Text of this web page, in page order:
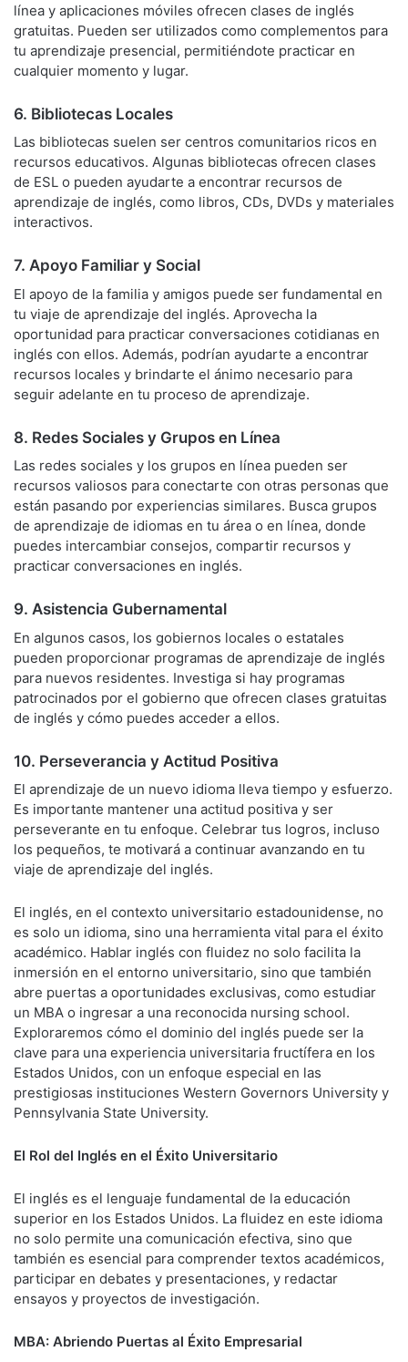
línea y aplicaciones móviles ofrecen clases de inglés
gratuitas. Pueden ser utilizados como complementos para
tu aprendizaje presencial, permitiéndote practicar en
cualquier momento y lugar.
6. Bibliotecas Locales
Las bibliotecas suelen ser centros comunitarios ricos en
recursos educativos. Algunas bibliotecas ofrecen clases
de ESL o pueden ayudarte a encontrar recursos de
aprendizaje de inglés, como libros, CDs, DVDs y materiales
interactivos.
7. Apoyo Familiar y Social
El apoyo de la familia y amigos puede ser fundamental en
tu viaje de aprendizaje del inglés. Aprovecha la
oportunidad para practicar conversaciones cotidianas en
inglés con ellos. Además, podrían ayudarte a encontrar
recursos locales y brindarte el ánimo necesario para
seguir adelante en tu proceso de aprendizaje.
8. Redes Sociales y Grupos en Línea
Las redes sociales y los grupos en línea pueden ser
recursos valiosos para conectarte con otras personas que
están pasando por experiencias similares. Busca grupos
de aprendizaje de idiomas en tu área o en línea, donde
puedes intercambiar consejos, compartir recursos y
practicar conversaciones en inglés.
9. Asistencia Gubernamental
En algunos casos, los gobiernos locales o estatales
pueden proporcionar programas de aprendizaje de inglés
para nuevos residentes. Investiga si hay programas
patrocinados por el gobierno que ofrecen clases gratuitas
de inglés y cómo puedes acceder a ellos.
10. Perseverancia y Actitud Positiva
El aprendizaje de un nuevo idioma lleva tiempo y esfuerzo.
Es importante mantener una actitud positiva y ser
perseverante en tu enfoque. Celebrar tus logros, incluso
los pequeños, te motivará a continuar avanzando en tu
viaje de aprendizaje del inglés.
El inglés, en el contexto universitario estadounidense, no
es solo un idioma, sino una herramienta vital para el éxito
académico. Hablar inglés con fluidez no solo facilita la
inmersión en el entorno universitario, sino que también
abre puertas a oportunidades exclusivas, como estudiar
un MBA o ingresar a una reconocida nursing school.
Exploraremos cómo el dominio del inglés puede ser la
clave para una experiencia universitaria fructífera en los
Estados Unidos, con un enfoque especial en las
prestigiosas instituciones Western Governors University y
Pennsylvania State University.
El Rol del Inglés en el Éxito Universitario
El inglés es el lenguaje fundamental de la educación
superior en los Estados Unidos. La fluidez en este idioma
no solo permite una comunicación efectiva, sino que
también es esencial para comprender textos académicos,
participar en debates y presentaciones, y redactar
ensayos y proyectos de investigación.
MBA: Abriendo Puertas al Éxito Empresarial